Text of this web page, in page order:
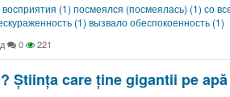
(1) посмеялся (посмеялась) (1) со
(1) вызвало обеспокоенность (1)
0 221
Știința care ține gigantii pe apă